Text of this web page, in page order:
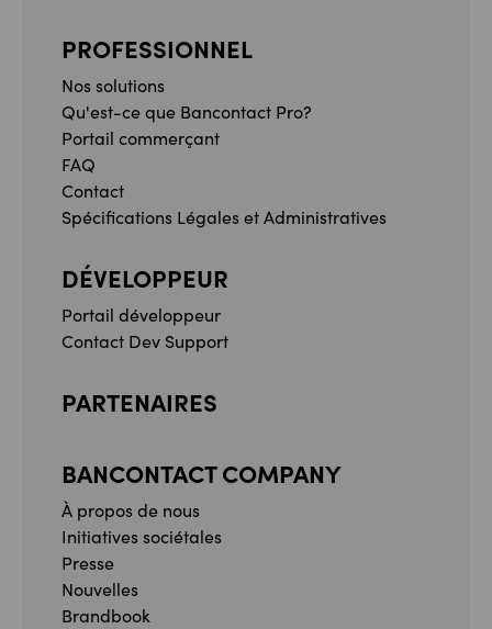
PROFESSIONNEL
Nos solutions
Qu'est-ce que Bancontact Pro?
Portail commerçant
FAQ
Contact
Spécifications Légales et Administratives
DÉVELOPPEUR
Portail développeur
Contact Dev Support
PARTENAIRES
BANCONTACT COMPANY
À propos de nous
Initiatives sociétales
Presse
Nouvelles
Brandbook